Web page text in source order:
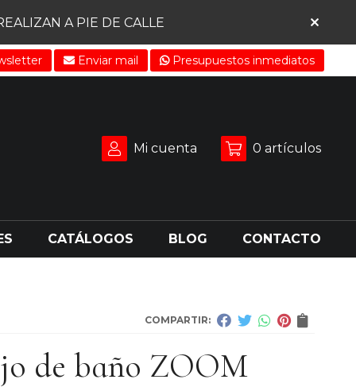
A PIE DE CALLE
Enviar mail Presupuestos inmediatos
Mi cuenta 0 artículos
CATÁLOGOS BLOG CONTACTO
COMPARTIR:
de baño ZOOM